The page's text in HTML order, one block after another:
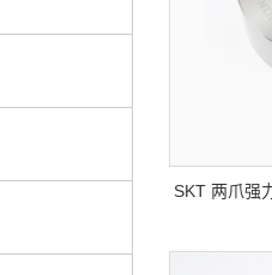
SKT 两爪强